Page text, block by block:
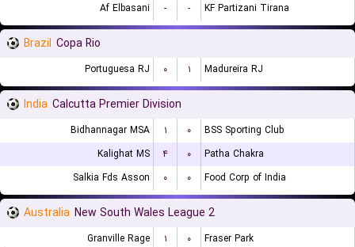
Af Elbasani
- - KF Partizani Tirana
Brazil Copa Rio
Portuguesa RJ ۰ ۱ Madureira RJ
India Calcutta Premier Division
Bidhannagar MSA ۱ ۰
BSS Sporting Club
Kalighat MS
۴ ۰
Patha Chakra
Salkia Fds Asson
۰ ۰ Food Corp of India
Australia New South Wales League 2
Granville Rage ۱ ۰ Fraser Park